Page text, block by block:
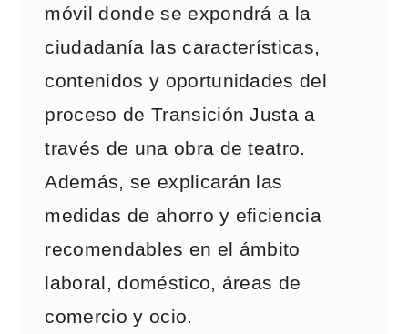
móvil donde se expondrá a la
ciudadanía las características,
contenidos y oportunidades del
proceso de Transición Justa a
través de una obra de teatro.
Además, se explicarán las
medidas de ahorro y eficiencia
recomendables en el ámbito
laboral, doméstico, áreas de
comercio y ocio.